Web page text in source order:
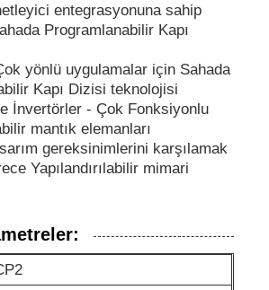
entegrasyonuna sahip
Programlanabilir Kapı
yönlü uygulamalar için Sahada
Kapı Dizisi teknolojisi
İnvertörler - Çok Fonksiyonlu
mantık elemanları
gereksinimlerini karşılamak
Yapılandırılabilir mimari